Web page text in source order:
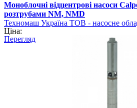
Моноблочні відцентрові насоси
розтрубами NM, NMD
Техномаш Україна ТОВ - насосне
Ціна:
Перегляд